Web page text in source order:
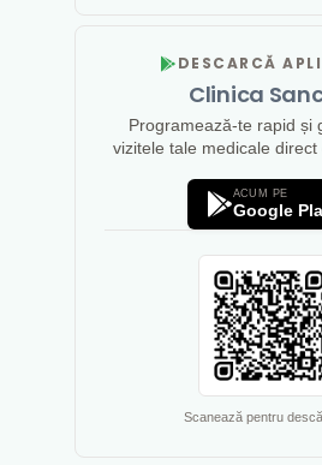
DESCARCĂ
Clinica
Programează-te rapid și
vizitele tale medicale
ACUM PE
Google
Scanează pentru